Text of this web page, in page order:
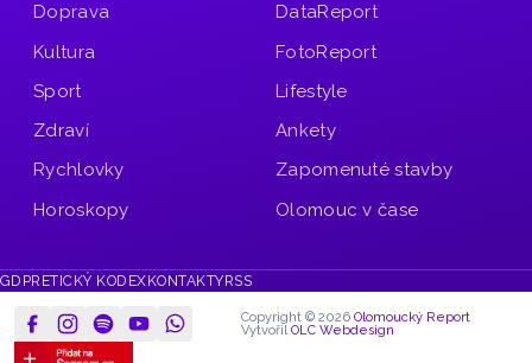
Doprava
Kultura
Sport
Zdraví
Rychlovky
Horoskopy
DataReport
FotoReport
Lifestyle
Ankety
Zapomenuté stavby
Olomouc v čase
GDPR ETICKÝ KODEXKONTAKTYRSS
Copyright © 2026 Olomoucký Report
VytvořilOLC Webdesign